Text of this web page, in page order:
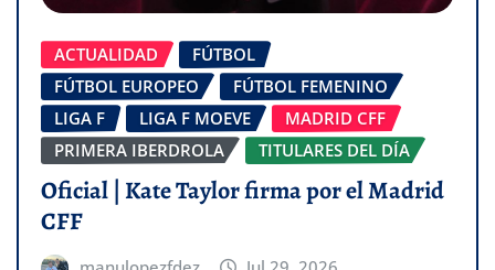
ACTUALIDAD
FÚTBOL
FÚTBOL EUROPEO
FÚTBOL FEMENINO
LIGA F
LIGA F MOEVE
MADRID CFF
PRIMERA IBERDROLA
TITULARES DEL DÍA
Oficial | Kate Taylor firma por el Madrid
CFF